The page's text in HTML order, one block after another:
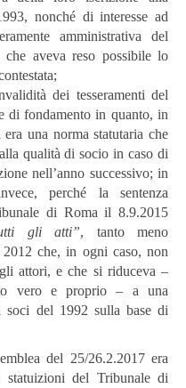
nonché di interesse ad
amministrativa del
aveva reso possibile lo
dei tesseramenti del
di fondamento in quanto, in
una norma statutaria che
qualità di socio in caso di
nell’anno successivo; in
perché la sentenza
di Roma il 8.9.2015
gli atti”, tanto meno
che, in ogni caso, non
attori, e che si riduceva –
vero e proprio – a una
soci del 1992 sulla base di
del 25/26.2.2017 era
del Tribunale di